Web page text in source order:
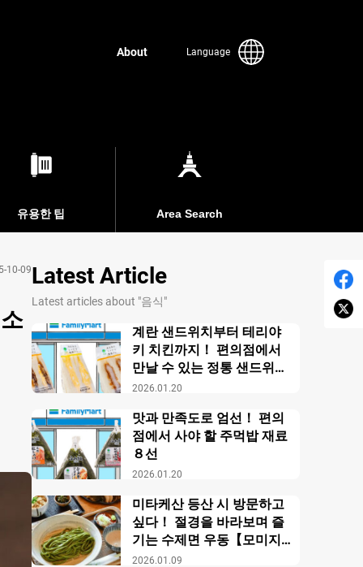
About Language
유용한 팁 Area Search
10-09Latest Article
Latest articles about "음식"
2026.01.20
계란 샌드위치부터 테리야
키 치킨까지！ 편의점에서
만날 수 있는 정통 샌드위치
【패밀리마트】
2026.01.20
맛과 만족도로 엄선！ 편의
점에서 사야 할 주먹밥 재료
８선
2026.01.09
미타케산 등산 시 방문하고
싶다！ 절경을 바라보며 즐
기는 수제면 우동【모미지
야】